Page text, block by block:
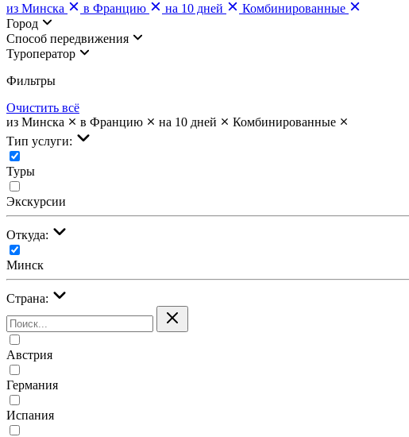
из Минска
в Францию на 10 дней
Комбинированные
Город
Cпособ передвижения
Туроператор
Фильтры
Очистить всё
из Минска
в Францию на 10 дней
Комбинированные
Тип услуги:
Туры
Экскурсии
Откуда:
Минск
Страна:
Австрия
Германия
Испания